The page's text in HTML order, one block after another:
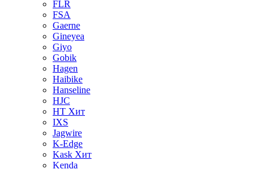
FLR
FSA
Gaerne
Gineyea
Giyo
Gobik
Hagen
Haibike
Hanseline
HJC
HT Хит
IXS
Jagwire
K-Edge
Kask Хит
Kenda